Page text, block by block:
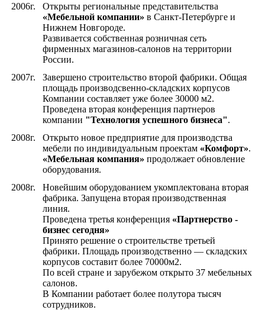
2006г.
Открыты региональные представительства
«Мебельной компании» в Санкт-Петербурге и
Нижнем Новгороде.
Развивается собственная розничная сеть
фирменных магазинов-салонов на территории
России.
2007г.
Завершено строительство второй фабрики. Общая
площадь производсвенно-складских корпусов
Компании составляет уже более 30000 м2.
Проведена вторая конференция партнеров
компании "Технология успешного бизнеса".
2008г.
Открыто новое предприятие для производства
мебели по индивидуальным проектам «Комфорт».
«Мебельная компания» продолжает обновление
оборудования.
2008г.
Новейшим оборудованием укомплектована вторая
фабрика. Запущена вторая производственная
линия.
Проведена третья конференция «Партнерство -
бизнес сегодня»
Принято решение о строительстве третьей
фабрики. Площадь производственно — складских
корпусов составит более 70000м2.
По всей стране и зарубежом открыто 37 мебельных
салонов.
В Компании работает более полутора тысяч
сотрудников.